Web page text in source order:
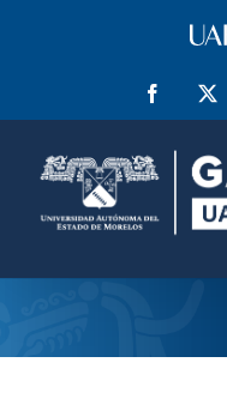
Facebook